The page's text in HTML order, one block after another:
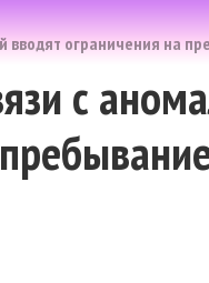
вводят ограничения на
с